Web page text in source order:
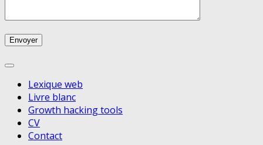
Lexique web
Livre blanc
Growth hacking tools
CV
Contact